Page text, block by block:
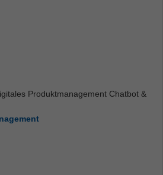
Produktmanagement Chatbot &